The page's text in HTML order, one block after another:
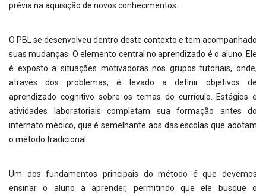
prévia na aquisição de novos conhecimentos.
O PBL se desenvolveu dentro deste contexto e tem acompanhado
suas mudanças. O elemento central no aprendizado é o aluno. Ele
é exposto a situações motivadoras nos grupos tutoriais, onde,
através dos problemas, é levado a definir objetivos de
aprendizado cognitivo sobre os temas do currículo. Estágios e
atividades laboratoriais completam sua formação antes do
internato médico, que é semelhante aos das escolas que adotam
o método tradicional.
Um dos fundamentos principais do método é que devemos
ensinar o aluno a aprender, permitindo que ele busque o